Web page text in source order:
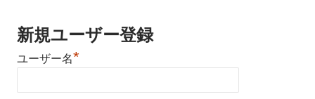
新規ユーザー登録
ユーザー名*